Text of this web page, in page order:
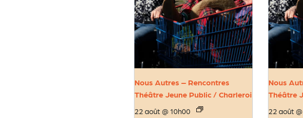
Nous Autres – Rencontres
Théâtre Jeune Public / Charleroi
22 août @ 10h00
Nous
Théâtre
22 août